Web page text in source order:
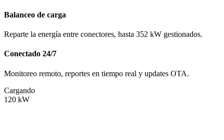
Balanceo de carga
Reparte la energía entre conectores, hasta 352 kW gestionados.
Conectado 24/7
Monitoreo remoto, reportes en tiempo real y updates OTA.
Cargando
120 kW